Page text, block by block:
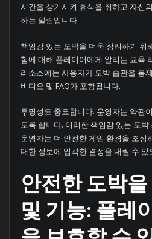
시간을 상기시켜 휴식을 취하고 자신
하는 알림입니다.
책임감 있는 도박을 더욱 장려하기 위
험에 대해 플레이어에게 알리는 교육
리소스에는 사용자가 도박 습관을 통
비디오 및 FAQ가 포함됩니다.
투명성도 중요합니다. 운영자는 약관
도록 합니다. 이러한 책임감 있는 도
운영자는 더 안전한 게임 환경을 조성
대한 정보에 입각한 결정을 내릴 수 있
안전한 도박
및 기능: 플레